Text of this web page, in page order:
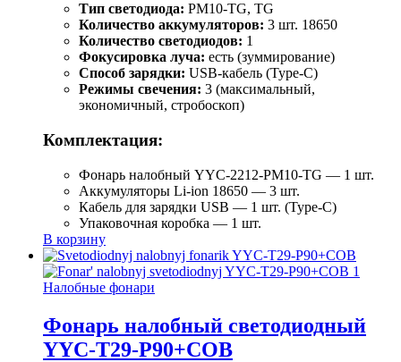
Тип светодиода: PM10-TG, TG
Количество аккумуляторов: 3 шт. 18650
Количество светодиодов: 1
Фокусировка луча: есть (зуммирование)
Способ зарядки: USB-кабель (Type-C)
Режимы свечения: 3 (максимальный,
экономичный, стробоскоп)
Комплектация:
Фонарь налобный YYC-2212-PM10-TG — 1 шт.
Аккумуляторы Li-ion 18650 — 3 шт.
Кабель для зарядки USB — 1 шт. (Type-C)
Упаковочная коробка — 1 шт.
В корзину
Налобные фонари
Фонарь налобный светодиодный
YYC-T29-P90+COB